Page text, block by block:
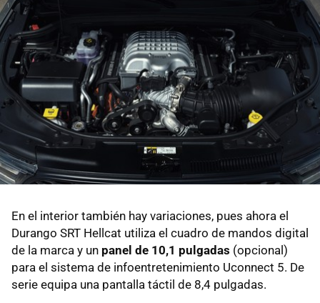
En el interior también hay variaciones, pues ahora el
Durango SRT Hellcat utiliza el cuadro de mandos digital
de la marca y un panel de 10,1 pulgadas (opcional)
para el sistema de infoentretenimiento Uconnect 5. De
serie equipa una pantalla táctil de 8,4 pulgadas.